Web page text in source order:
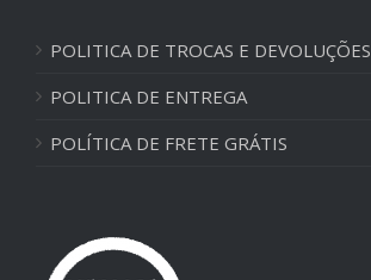
POLITICA DE TROCAS E DEVOLUÇÕES
POLITICA DE ENTREGA
POLÍTICA DE FRETE GRÁTIS